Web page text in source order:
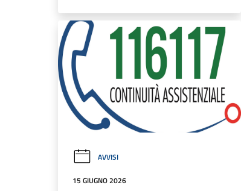
AVVISI
15 GIUGNO 2026